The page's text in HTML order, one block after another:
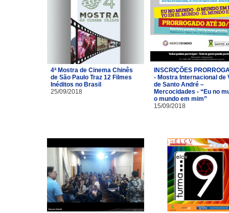
4ª Mostra de Cinema Chinês
de São Paulo Traz 12 Filmes
Inéditos no Brasil
25/09/2018
INSCRIÇÕES
- Mostra Internacional de
de Santo André –
Mercocidades - “Eu no
o mundo em mim”
15/09/2018